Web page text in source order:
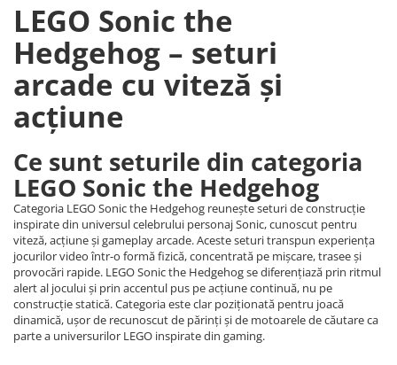
Covorase Joaca Copii
Covorase Joaca Copii
Covorase Muzicale Interactive
LEGO Sonic the
Hedgehog – seturi
arcade cu viteză și
acțiune
Ce sunt seturile din categoria
LEGO Sonic the Hedgehog
Categoria LEGO Sonic the Hedgehog reunește seturi de construcție
inspirate din universul celebrului personaj Sonic, cunoscut pentru
viteză, acțiune și gameplay arcade. Aceste seturi transpun experiența
jocurilor video într-o formă fizică, concentrată pe mișcare, trasee și
provocări rapide. LEGO Sonic the Hedgehog se diferențiază prin ritmul
alert al jocului și prin accentul pus pe acțiune continuă, nu pe
construcție statică. Categoria este clar poziționată pentru joacă
dinamică, ușor de recunoscut de părinți și de motoarele de căutare ca
parte a universurilor LEGO inspirate din gaming.